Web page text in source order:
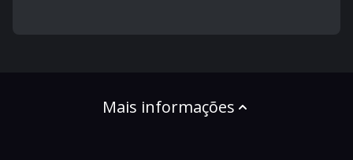
Mais informações